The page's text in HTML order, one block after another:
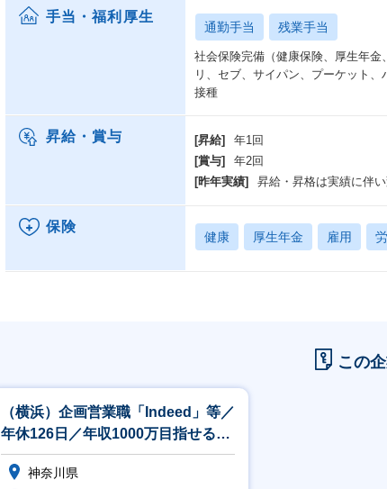
手当・福利厚生
通勤手当 残業手当
社会保険完備（健康保険、厚生年
リ、セブ、サイパン、プーケット
接種
昇給・賞与 [昇給]
年1回
[賞与]
年2回
[昨年実績]
昇給・昇格は実績に伴い
保険
健康 厚生年金 雇用
この
（横浜）企画営業職「Indeed」等／
年休126日／年収1000万目指せる／
未経験大歓迎
神奈川県